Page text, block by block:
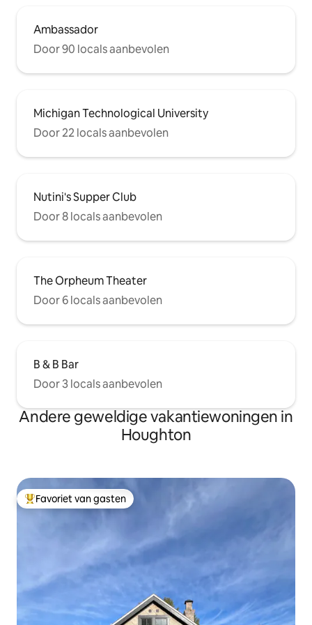
Ambassador
Door 90 locals aanbevolen
Michigan Technological University
Door 22 locals aanbevolen
Nutini's Supper Club
Door 8 locals aanbevolen
The Orpheum Theater
Door 6 locals aanbevolen
B & B Bar
Door 3 locals aanbevolen
Andere geweldige vakantiewoningen in
Houghton
Topfavoriet van gasten
Favoriet van gasten